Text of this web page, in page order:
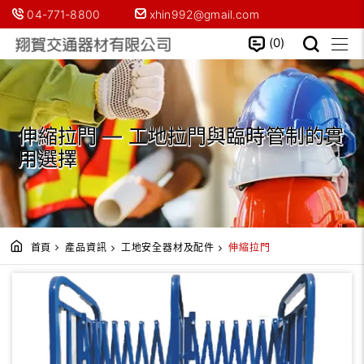
04-771-8800 xhin992@gmail.com
0
伸縮拉門 — 工地拉門與臨時管制的實
用選擇
首頁 產品資訊 工地安全器材及配件 伸縮拉門